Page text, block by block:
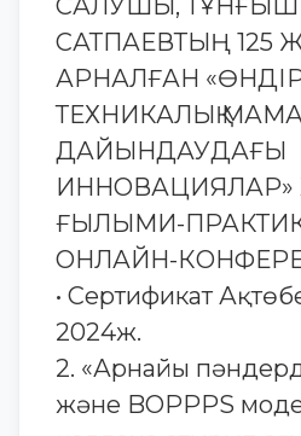
САЛУШЫ, ТҰНҒЫШ
САТПАЕВТЫҢ
АРНАЛҒАН
ТЕХНИКАЛЫҚ
ДАЙЫНДАУДАҒЫ
ИННОВАЦИЯЛАР»
ҒЫЛЫМИ-
ОНЛАЙН-
• Сертификат
2024ж.
2. «Арнайы
және BOPPPS